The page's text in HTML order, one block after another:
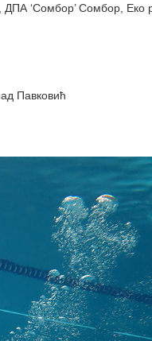
‘Сомбор’ Сомбор, Еко
Павковић